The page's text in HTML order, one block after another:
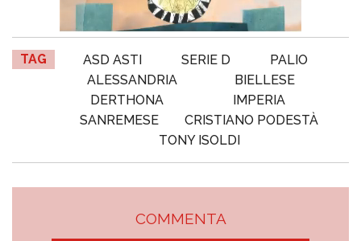
TAG ASD ASTI SERIE D
PALIO
ALESSANDRIA
BIELLESE
DERTHONA
IMPERIA
SANREMESE
CRISTIANO PODESTÀ
TONY ISOLDI
COMMENTA